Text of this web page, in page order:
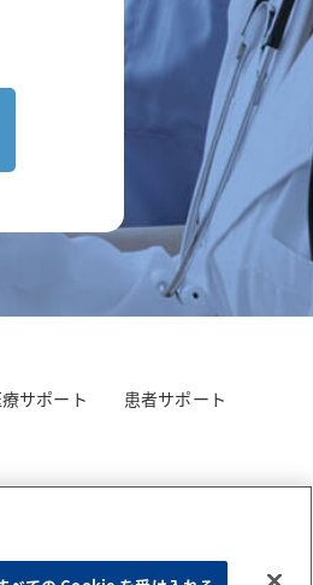
サポート 患者サポート
Cookie 詳細設定